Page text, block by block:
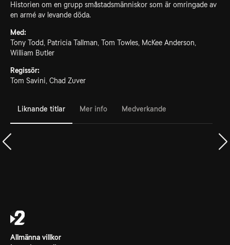
Historien om en grupp småstadsmänniskor som är omringade av
en armé av levande döda.
Med:
Tony Todd, Patricia Tallman, Tom Towles, McKee Anderson,
William Butler
Regissör:
Tom Savini, Chad Zuver
Liknande titlar Mer info Medverkande
Allmänna villkor